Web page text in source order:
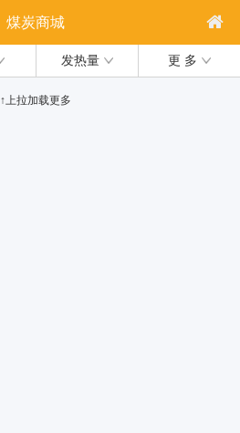
煤炭商城
发热量 更 多
↑上拉加载更多